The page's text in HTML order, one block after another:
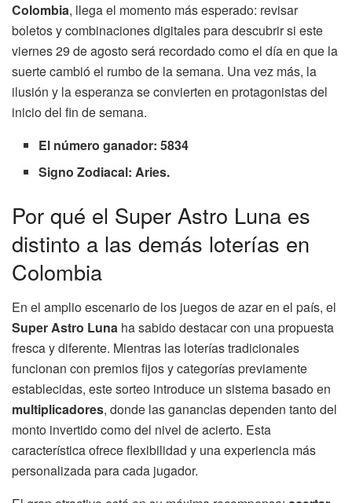
Colombia, llega el momento más esperado: revisar
boletos y combinaciones digitales para descubrir si este
viernes 29 de agosto será recordado como el día en que la
suerte cambió el rumbo de la semana. Una vez más, la
ilusión y la esperanza se convierten en protagonistas del
inicio del fin de semana.
El número ganador: 5834
Signo Zodiacal: Aries.
Por qué el Super Astro Luna es
distinto a las demás loterías en
Colombia
En el amplio escenario de los juegos de azar en el país, el
Super Astro Luna ha sabido destacar con una propuesta
fresca y diferente. Mientras las loterías tradicionales
funcionan con premios fijos y categorías previamente
establecidas, este sorteo introduce un sistema basado en
multiplicadores, donde las ganancias dependen tanto del
monto invertido como del nivel de acierto. Esta
característica ofrece flexibilidad y una experiencia más
personalizada para cada jugador.